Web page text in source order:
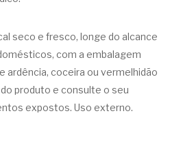
seco e fresco, longe do alcance
com a embalagem
ardência, coceira ou vermelhidão
produto e consulte o seu
expostos. Uso externo.